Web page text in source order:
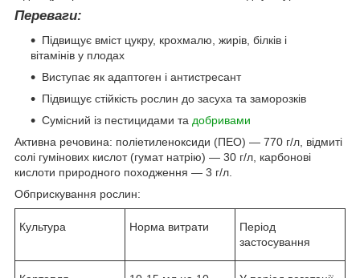
Переваги:
Підвищує вміст цукру, крохмалю, жирів, білків і
вітамінів у плодах
Виступає як адаптоген і антистресант
Підвищує стійкість рослин до засуха та заморозків
Сумісний із пестицидами та добривами
Активна речовина: поліетиленоксиди (ПЕО) — 770 г/л, відмиті
солі гумінових кислот (гумат натрію) — 30 г/л, карбонові
кислоти природного походження — 3 г/л.
Обприскування рослин:
Культура Норма витрати
Період
застосування